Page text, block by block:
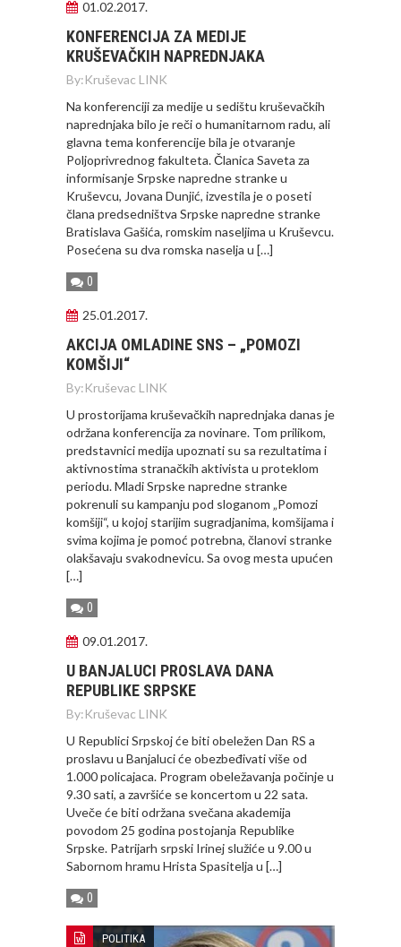
01.02.2017.
KONFERENCIJA ZA MEDIJE
KRUŠEVAČKIH NAPREDNJAKA
By:Kruševac LINK
Na konferenciji za medije u sedištu kruševačkih
naprednjaka bilo je reči o humanitarnom radu, ali
glavna tema konferencije bila je otvaranje
Poljoprivrednog fakulteta. Članica Saveta za
informisanje Srpske napredne stranke u
Kruševcu, Jovana Dunjić, izvestila je o poseti
člana predsedništva Srpske napredne stranke
Bratislava Gašića, romskim naseljima u Kruševcu.
Posećena su dva romska naselja u […]
0
25.01.2017.
AKCIJA OMLADINE SNS – „POMOZI
KOMŠIJI“
By:Kruševac LINK
U prostorijama kruševačkih naprednjaka danas je
održana konferencija za novinare. Tom prilikom,
predstavnici medija upoznati su sa rezultatima i
aktivnostima stranačkih aktivista u proteklom
periodu. Mladi Srpske napredne stranke
pokrenuli su kampanju pod sloganom „Pomozi
komšiji“, u kojoj starijim sugradjanima, komšijama i
svima kojima je pomoć potrebna, članovi stranke
olakšavaju svakodnevicu. Sa ovog mesta upućen
[…]
0
09.01.2017.
U BANJALUCI PROSLAVA DANA
REPUBLIKE SRPSKE
By:Kruševac LINK
U Republici Srpskoj će biti obeležen Dan RS a
proslavu u Banjaluci će obezbeđivati više od
1.000 policajaca. Program obeležavanja počinje u
9.30 sati, a završiće se koncertom u 22 sata.
Uveče će biti održana svečana akademija
povodom 25 godina postojanja Republike
Srpske. Patrijarh srpski Irinej služiće u 9.00 u
Sabornom hramu Hrista Spasitelja u […]
0
POLITIKA